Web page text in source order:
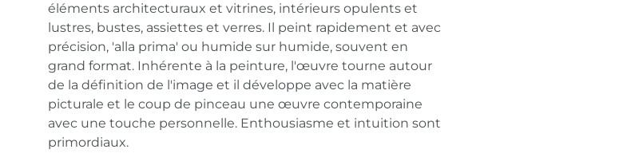
éléments architecturaux et vitrines, intérieurs opulents et
lustres, bustes, assiettes et verres. Il peint rapidement et avec
précision, 'alla prima' ou humide sur humide, souvent en
grand format. Inhérente à la peinture, l'œuvre tourne autour
de la définition de l'image et il développe avec la matière
picturale et le coup de pinceau une œuvre contemporaine
avec une touche personnelle. Enthousiasme et intuition sont
primordiaux.